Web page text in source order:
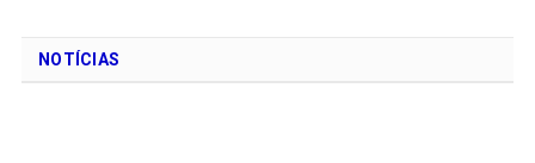
NOTÍCIAS